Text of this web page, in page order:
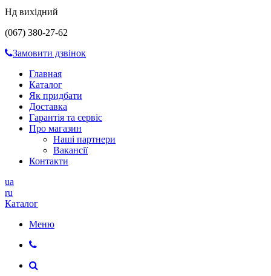
Нд вихідний
(067) 380-27-62
Замовити дзвінок
Главная
Каталог
Як придбати
Доставка
Гарантія та сервіс
Про магазин
Наші партнери
Вакансії
Контакти
ua
ru
Каталог
Меню